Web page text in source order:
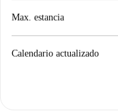
Max. estancia
Calendario actualizado